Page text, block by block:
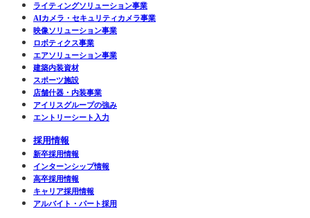
ライティングソリューション事業
AIカメラ・セキュリティカメラ事業
映像ソリューション事業
ロボティクス事業
エアソリューション事業
建築内装資材
スポーツ施設
店舗什器・内装事業
アイリスグループの強み
エントリーシート入力
採用情報
新卒採用情報
インターンシップ情報
高卒採用情報
キャリア採用情報
アルバイト・パート採用